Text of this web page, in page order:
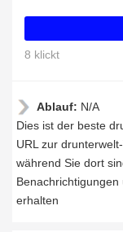
8 klickt
Ablauf: N/A
Dies ist der beste
URL zur
während Sie dort
erhalten